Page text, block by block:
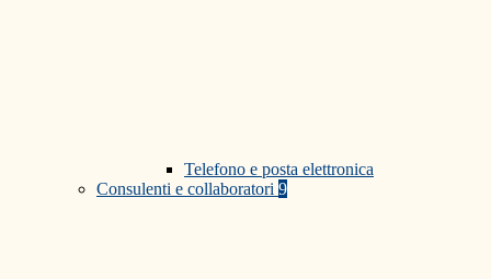
Telefono e posta elettronica
Consulenti e collaboratori 9